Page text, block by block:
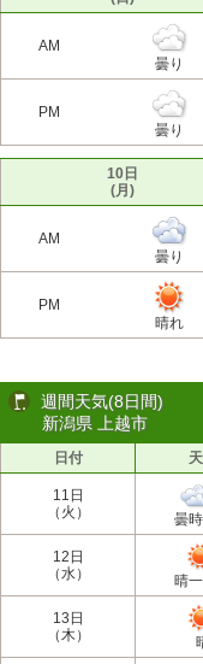
AM
曇り
PM
曇り
10日
(月)
AM
曇り
PM
晴れ
週間天気(8日間)
新潟県 上越市
日付
11日
（火）
曇
12日
（水）
晴
13日
（木）